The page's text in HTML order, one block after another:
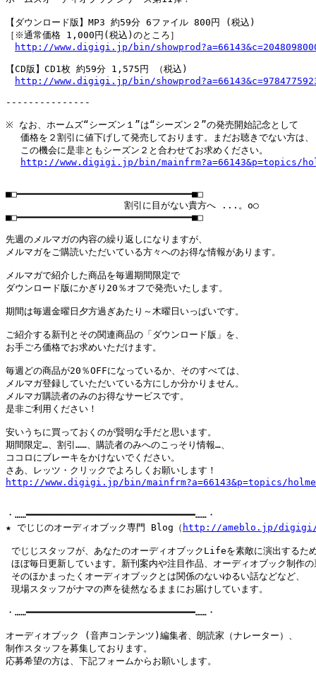
【ダウンロード版】MP3 約59分 6ファイル 800円 (税込)
［※通常価格 1,000円(税込)のところ］
http://www.digigi.jp/bin/
【CD版】CD1枚 約59分 1,575円 （税込)
http://www.digigi.jp/bin/
---------------
※ なお、ホームズ“シーズン１”は“シーズン２”の発売開始記念として
価格を２割引に値下げして発売しております。まだお聴きでない方は、
この機会に是非ともシーズン２と合わせてお求めください。
http://www.digigi.jp/bin/mainfrm?a=66143&p=topics/
■□━━━━━━━━━━━━━━━━━━━━━━━━━━━━━━━■□
                     割引に目がない貴方へ ...。o○
■□━━━━━━━━━━━━━━━━━━━━━━━━━━━━━━━■□
先週のメルマガの内容の繰り返しになりますが、
メルマガをご購読いただいている方々へのお得な情報があります。
メルマガで紹介した商品を毎週期間限定で
ダウンロード版にかぎり20％オフで発売いたします。
期間は毎週金曜日夕方過ぎあたり～木曜日いっぱいです。
ご紹介する新刊とその関連商品の「ダウンロード版」を、
お手ごろ価格でお求めいただけます。
毎週どの商品が20％OFFになっているか、そのすべては、
メルマガ登録していただいている方にしか分かりません。
メルマガ購読者のみのお得なサービスです。
是非ご利用ください！
安いうちに買っておくのが賢明な手だと思います。
期間限定…、割引……、購読者のみへのこっそり情報…、
ココロにブレーキをかけないでください。
http://www.digigi.jp/bin/mainfrm?a=66143&p=topics/
・……━━━━━━━━━━━━━━━━━━━━━━━━━━━━━━……・
★ でじじのオーディオブック専門 Blog（ http://ameblo.jp/
でじじスタッフが、あなたのオーディオブックLifeを素敵に演出するた
ほぼ毎日更新しています。新刊案内や注目作品、オーディオブック制作
そのほかまったくオーディオブックとは関係のないゆるい話などなど、
現場スタッフがナマの声を徒然なるままにお届けしています。
・……━━━━━━━━━━━━━━━━━━━━━━━━━━━━━━……・
オーディオブック (音声コンテンツ)編集者、朗読家（ナレーター）、
制作スタッフを募集しております。
応募希望の方は、下記フォームからお願いします。